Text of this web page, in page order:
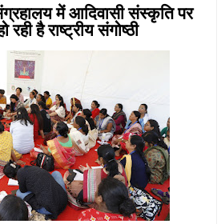
में आदिवासी संस्कृति पर
रही है राष्ट्रीय संगोष्ठी